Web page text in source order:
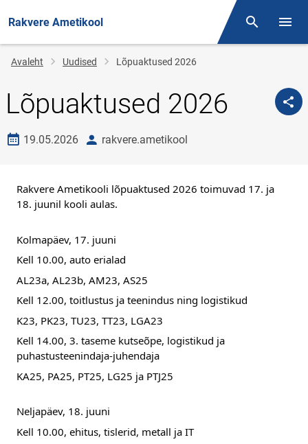
Rakvere Ametikool Otsing
Jälglink
Avaleht Uudised Lõpuaktused 2026
Lõpuaktused 2026
Loomise kuupäev
19.05.2026 autorrakvere.ametikool
Rakvere Ametikooli lõpuaktused 2026 toimuvad 17. ja
18. juunil kooli aulas.
Kolmapäev, 17. juuni
Kell 10.00, auto erialad
AL23a, AL23b, AM23, AS25
Kell 12.00, toitlustus ja teenindus ning logistikud
K23, PK23, TU23, TT23, LGA23
Kell 14.00, 3. taseme kutseõpe, logistikud ja
puhastusteenindaja-juhendaja
KA25, PA25, PT25, LG25 ja PTJ25
Neljapäev, 18. juuni
Kell 10.00, ehitus, tislerid, metall ja IT